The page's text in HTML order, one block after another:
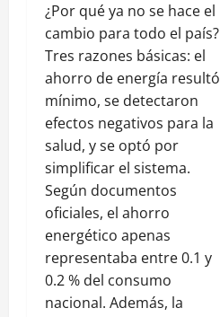
¿Por qué ya no se hace el
cambio para todo el país?
Tres razones básicas: el
ahorro de energía resultó
mínimo, se detectaron
efectos negativos para la
salud, y se optó por
simplificar el sistema.
Según documentos
oficiales, el ahorro
energético apenas
representaba entre 0.1 y
0.2 % del consumo
nacional. Además, la